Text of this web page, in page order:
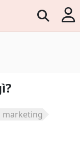
marketing